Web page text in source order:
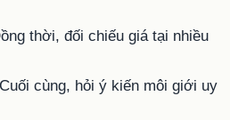
thời, đối chiếu giá tại nhiều
Cuối cùng, hỏi ý kiến môi giới uy